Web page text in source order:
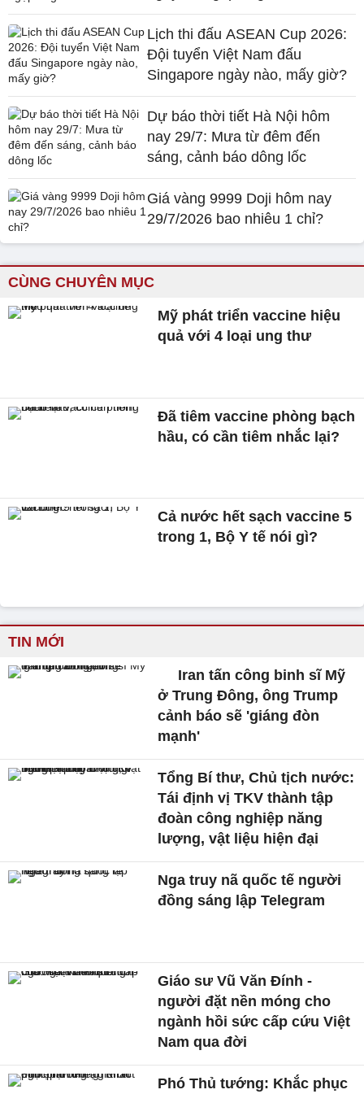
Lịch thi đấu ASEAN Cup 2026:
Đội tuyển Việt Nam đấu
Singapore ngày nào, mấy giờ?
Dự báo thời tiết Hà Nội hôm
nay 29/7: Mưa từ đêm đến
sáng, cảnh báo dông lốc
Giá vàng 9999 Doji hôm nay
29/7/2026 bao nhiêu 1 chỉ?
CÙNG CHUYÊN MỤC
Mỹ phát triển vaccine hiệu
quả với 4 loại ung thư
Đã tiêm vaccine phòng bạch
hầu, có cần tiêm nhắc lại?
Cả nước hết sạch vaccine 5
trong 1, Bộ Y tế nói gì?
TIN MỚI
Iran tấn công binh sĩ Mỹ
ở Trung Đông, ông Trump
cảnh báo sẽ 'giáng đòn
mạnh'
Tổng Bí thư, Chủ tịch nước:
Tái định vị TKV thành tập
đoàn công nghiệp năng
lượng, vật liệu hiện đại
Nga truy nã quốc tế người
đồng sáng lập Telegram
Giáo sư Vũ Văn Đính -
người đặt nền móng cho
ngành hồi sức cấp cứu Việt
Nam qua đời
Phó Thủ tướng: Khắc phục